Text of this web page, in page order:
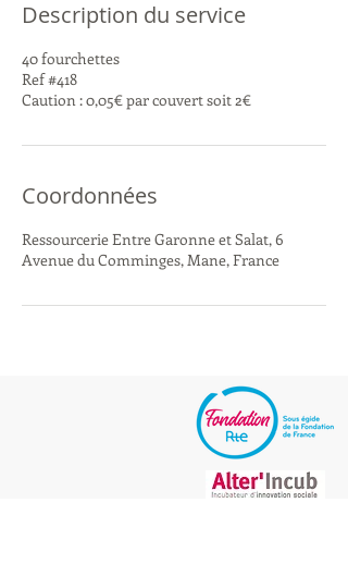
Description du service
40 fourchettes
Ref #418
Caution : 0,05€ par couvert soit 2€
Coordonnées
Ressourcerie Entre Garonne et Salat, 6
Avenue du Comminges, Mane, France